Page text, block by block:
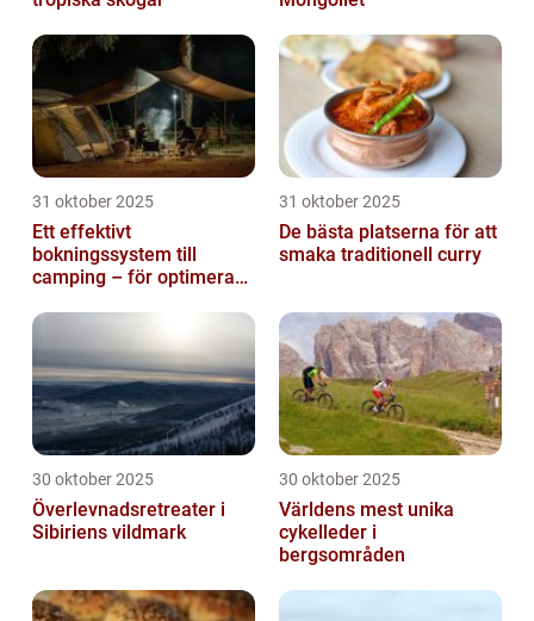
31 oktober 2025
Ett effektivt
bokningssystem till
camping – för optimerad
31 oktober 2025
De bästa platserna för att
smaka traditionell curry
30 oktober 2025
Överlevnadsretreater i
Sibiriens vildmark
30 oktober 2025
Världens mest unika
cykelleder i
bergsområden